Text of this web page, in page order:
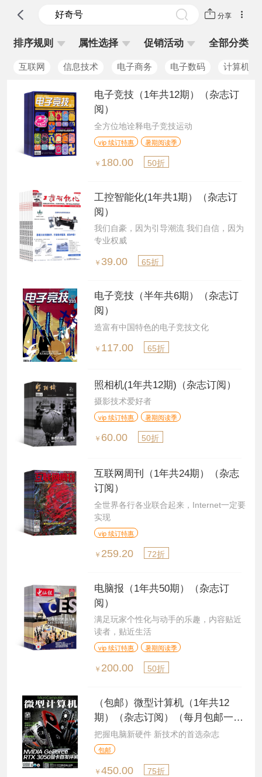
分享
排序规则 属性选择 促销活动 全部分类
互联网 信息技术 电子商务 电子数码 计算机
电子竞技（1年共12期）（杂志订
阅）
全方位地诠释电子竞技运动
vip 续订特惠 暑期阅读季
￥ 180.00 50折
工控智能化(1年共1期）（杂志订
阅）
我们自豪，因为引导潮流 我们自信，因为
专业权威
￥ 39.00 65折
电子竞技（半年共6期）（杂志订
阅）
造富有中国特色的电子竞技文化
￥ 117.00 65折
照相机(1年共12期)（杂志订阅）
摄影技术爱好者
vip 续订特惠 暑期阅读季
￥ 60.00 50折
互联网周刊（1年共24期）（杂志
订阅）
全世界各行各业联合起来，Internet一定要
实现
vip 续订特惠
￥ 259.20 72折
电脑报（1年共50期）（杂志订
阅）
满足玩家个性化与动手的乐趣，内容贴近
读者，贴近生活
vip 续订特惠 暑期阅读季
￥ 200.00 50折
（包邮）微型计算机（1年共12
期）（杂志订阅）（每月包邮一
次）
把握电脑新硬件 新技术的首选杂志
包邮
￥450.00 75折